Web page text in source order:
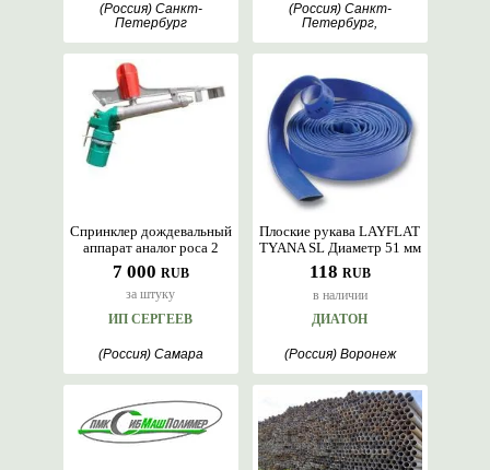
(Россия) Санкт-
Петербург
(Россия) Санкт-
Петербург,
7 000 RUB
за штуку
Спринклер дождевальный
аппарат аналог роса 2
ИП СЕРГЕЕВ
(Россия) Самара
118 RUB
в наличии
Плоские рукава LAYFLAT
TYANA SL Диаметр 51 мм
ДИАТОН
(Россия) Воронеж